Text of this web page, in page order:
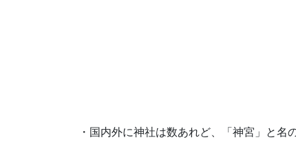
・国内外に神社は数あれど、「神宮」と